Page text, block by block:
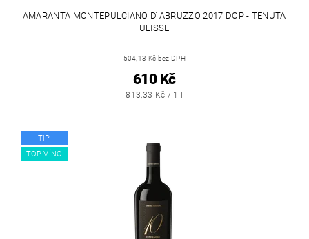
AMARANTA MONTEPULCIANO D ́ABRUZZO 2017 DOP - TENUTA
ULISSE
504,13 Kč bez DPH
610 Kč
813,33 Kč / 1 l
TIP
TOP VÍNO